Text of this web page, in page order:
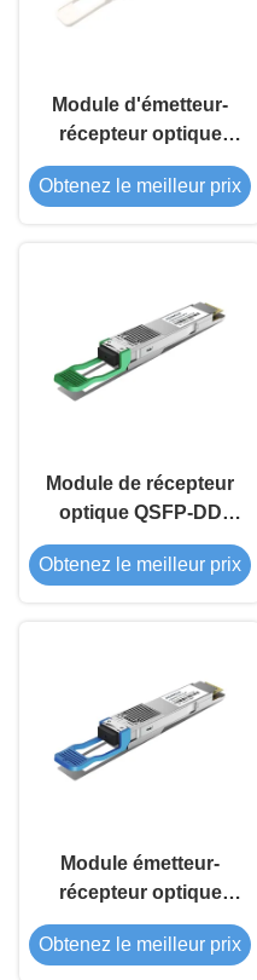
Module d'émetteur-
récepteur optique
QSFP-DD 400G
Obtenez le meilleur prix
Module de récepteur
optique QSFP-DD
400G FR4 2 km
Obtenez le meilleur prix
Module émetteur-
récepteur optique
QSFP-DD 400G LR4
1310nm 10Km
Obtenez le meilleur prix